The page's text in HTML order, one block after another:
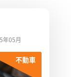
年05月
不動車